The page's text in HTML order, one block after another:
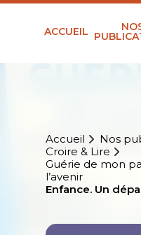
ACCUEIL
Accueil
Nos
Croire & Lire
Guérie de mon
l’avenir
Enfance. Un